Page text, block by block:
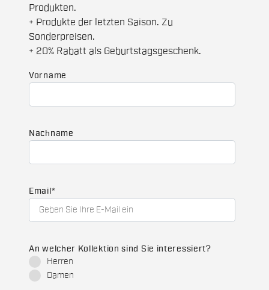
Produkten.
+ Produkte der letzten Saison. Zu
Sonderpreisen.
+ 20% Rabatt als Geburtstagsgeschenk.
Vorname
Nachname
Email *
An welcher Kollektion sind Sie interessiert?
Herren
Damen